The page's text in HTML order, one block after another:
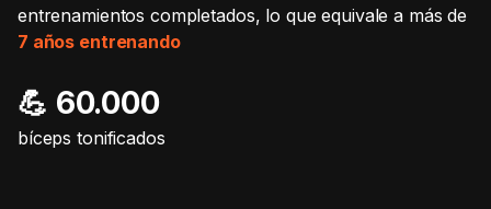
entrenamientos completados, lo que equivale a más de
7 años entrenando
💪 60.000
bíceps tonificados